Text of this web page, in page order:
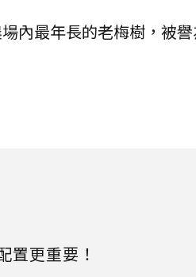
內最年長的老梅樹，被
置更重要！